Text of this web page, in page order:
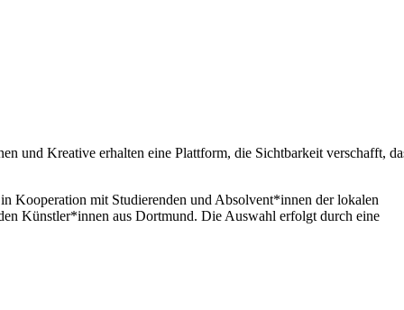
und Kreative erhalten eine Plattform, die Sichtbarkeit verschafft,
Kooperation mit Studierenden und Absolvent*innen der lokalen
Künstler*innen aus Dortmund. Die Auswahl erfolgt durch eine